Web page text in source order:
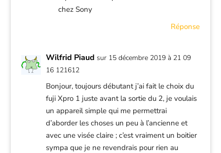
chez Sony
Réponse
Wilfrid Piaud sur 15 décembre 2019 à 21 09
16 121612
Bonjour, toujours débutant j’ai fait le choix du
fuji Xpro 1 juste avant la sortie du 2, je voulais
un appareil simple qui me permettrai
d’aborder les choses un peu à l’ancienne et
avec une visée claire ; c’est vraiment un boitier
sympa que je ne revendrais pour rien au